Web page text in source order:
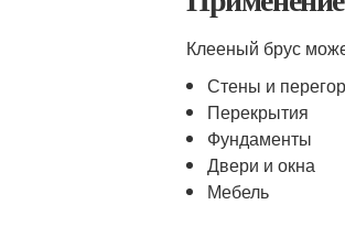
Клееный брус
Стены и
Перекрытия
Фундаменты
Двери и окна
Мебель